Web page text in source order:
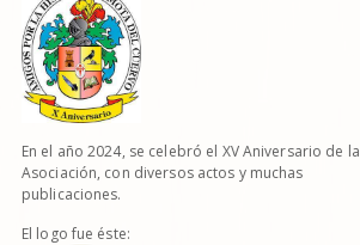
En el año 2024, se celebró el XV Aniversario de la
Asociación, con diversos actos y muchas
publicaciones.
El logo fue éste: